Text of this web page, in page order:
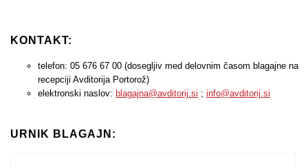
KONTAKT:
telefon: 05 676 67 00 (dosegljiv med delovnim časom blagajne na
recepciji Avditorija Portorož)
elektronski naslov: blagajna@avditorij.si ; info@avditorij.si
URNIK BLAGAJN: